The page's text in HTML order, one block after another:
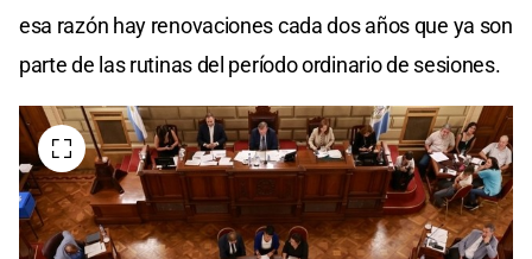
esa razón hay renovaciones cada dos años que ya son
parte de las rutinas del período ordinario de sesiones.